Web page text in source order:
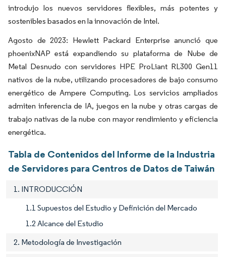
introdujo los nuevos servidores flexibles, más potentes y
sostenibles basados en la innovación de Intel.
Agosto de 2023: Hewlett Packard Enterprise anunció que
phoenixNAP está expandiendo su plataforma de Nube de
Metal Desnudo con servidores HPE ProLiant RL300 Gen11
nativos de la nube, utilizando procesadores de bajo consumo
energético de Ampere Computing. Los servicios ampliados
admiten inferencia de IA, juegos en la nube y otras cargas de
trabajo nativas de la nube con mayor rendimiento y eficiencia
energética.
Tabla de Contenidos del Informe de la Industria
de Servidores para Centros de Datos de Taiwán
1. INTRODUCCIÓN
1.1 Supuestos del Estudio y Definición del Mercado
1.2 Alcance del Estudio
2. Metodología de Investigación